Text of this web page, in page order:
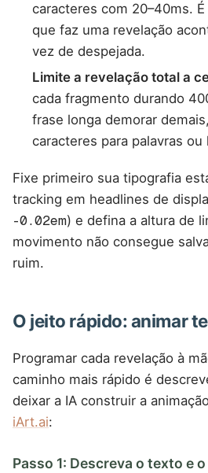
caracteres com 20–40ms.
que faz uma revelação
vez de despejada.
Limite a revelação total a
cada fragmento durando
frase longa demorar
caracteres para palavras ou
Fixe primeiro sua tipografia
tracking em headlines de
-0.02em) e defina a altura de
movimento não consegue
ruim.
O jeito rápido: animar
Programar cada revelação à
caminho mais rápido é
deixar a IA construir a
iArt.ai:
Passo 1: Descreva o texto e